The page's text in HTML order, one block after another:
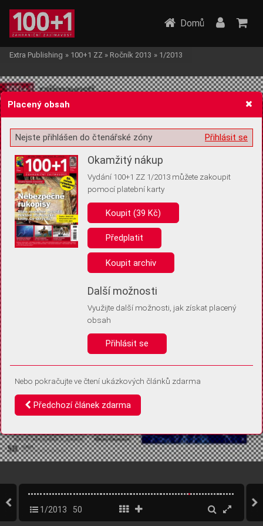
Žádost o souhlas s ukládáním volitelných informací
Pro základní fungování webu nepotřebujeme ukládat žádné informace
(tzv. cookies apod.). Rádi bychom vás ale požádali o souhlas s
uložením volitelných informací:
Anonymní unikátní ID
Díky němu příště poznáme, že se jedná o stejné zařízení, a
Identifikátor je zcela anonymní.
Vaše souhlasy a odmítnutí si ukládáme do vašeho zařízení, abychom se
vás už příště znovu neptali. Můžete je kdykoli později upravit ve Správě
Domů
Extra Publishing » 100+1 ZZ » Ročník 2013 » 1/2013
1/2013 50
Placený obsah
Přihlásit se
Nejste přihlášen do čtenářské zóny
Okamžitý nákup
Vydání 100+1 ZZ 1/2013 můžete zakoupit
pomocí platební karty
Koupit (39 Kč)
Předplatit
Koupit archiv
Další možnosti
Využijte další možnosti, jak získat placený
obsah
Přihlásit se
Nebo pokračujte ve čtení ukázkových článků zdarma
Předchozí článek zdarma